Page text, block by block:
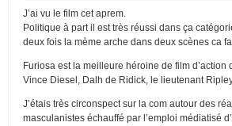
J’ai vu le film cet aprem.
Politique à part il est très réussi dans ça
deux fois la mème arche dans deux scènes ca
Furiosa est la meilleure héroine de film d’action
Vince Diesel, Dalh de Ridick, le lieutenant
J’étais très circonspect sur la com autour des
masculanistes échauffé par l’emploi médiatisé